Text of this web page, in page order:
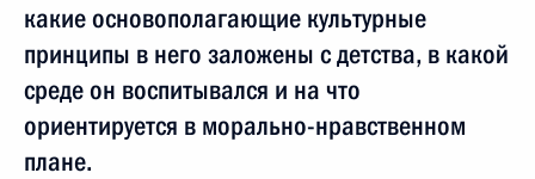
какие основополагающие культурные
принципы в него заложены с детства, в какой
среде он воспитывался и на что
ориентируется в морально-нравственном
плане.